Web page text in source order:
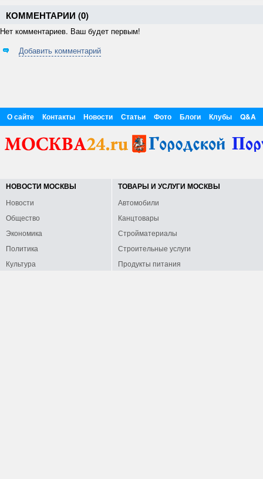
КОММЕНТАРИИ (0)
Нет комментариев. Ваш будет первым!
Добавить комментарий
О сайте Контакты Новости Статьи Фото Блоги Клубы Q&A
НОВОСТИ МОСКВЫ
Новости
Общество
Экономика
Политика
Культура
ТОВАРЫ И УСЛУГИ МОСКВЫ
Автомобили
Канцтовары
Стройматериалы
Строительные услуги
Продукты питания